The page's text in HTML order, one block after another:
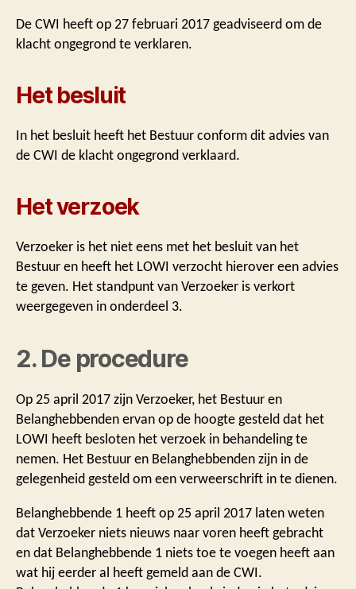
De CWI heeft op 27 februari 2017 geadviseerd om de
klacht ongegrond te verklaren.
Het besluit
In het besluit heeft het Bestuur conform dit advies van
de CWI de klacht ongegrond verklaard.
Het verzoek
Verzoeker is het niet eens met het besluit van het
Bestuur en heeft het LOWI verzocht hierover een advies
te geven. Het standpunt van Verzoeker is verkort
weergegeven in onderdeel 3.
2. De procedure
Op 25 april 2017 zijn Verzoeker, het Bestuur en
Belanghebbenden ervan op de hoogte gesteld dat het
LOWI heeft besloten het verzoek in behandeling te
nemen. Het Bestuur en Belanghebbenden zijn in de
gelegenheid gesteld om een verweerschrift in te dienen.
Belanghebbende 1 heeft op 25 april 2017 laten weten
dat Verzoeker niets nieuws naar voren heeft gebracht
en dat Belanghebbende 1 niets toe te voegen heeft aan
wat hij eerder al heeft gemeld aan de CWI.